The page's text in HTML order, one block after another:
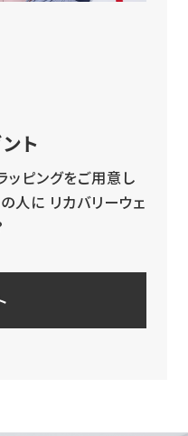
ト
ッピングをご用意し
人に リカバリーウェ